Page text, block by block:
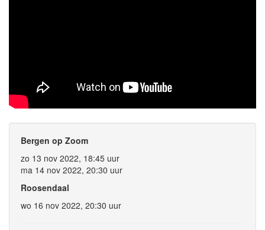
Bergen op Zoom
zo 13 nov 2022, 18:45 uur
ma 14 nov 2022, 20:30 uur
Roosendaal
wo 16 nov 2022, 20:30 uur